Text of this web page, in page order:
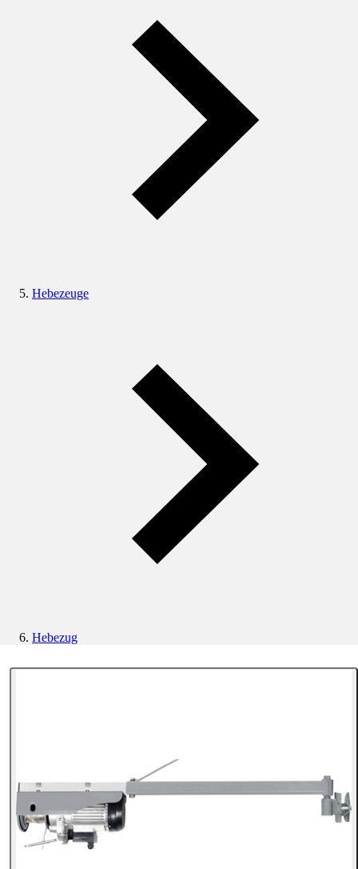
Hebezeuge
Hebezug